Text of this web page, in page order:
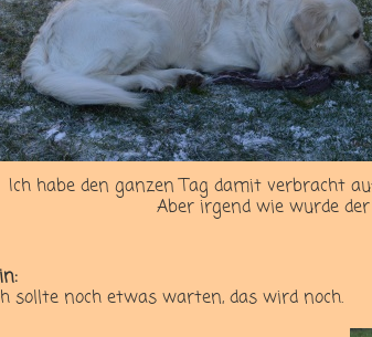
Ich habe den ganzen Tag damit verbracht
Aber irgend wie wurde
sollte noch etwas warten, das wird noch.